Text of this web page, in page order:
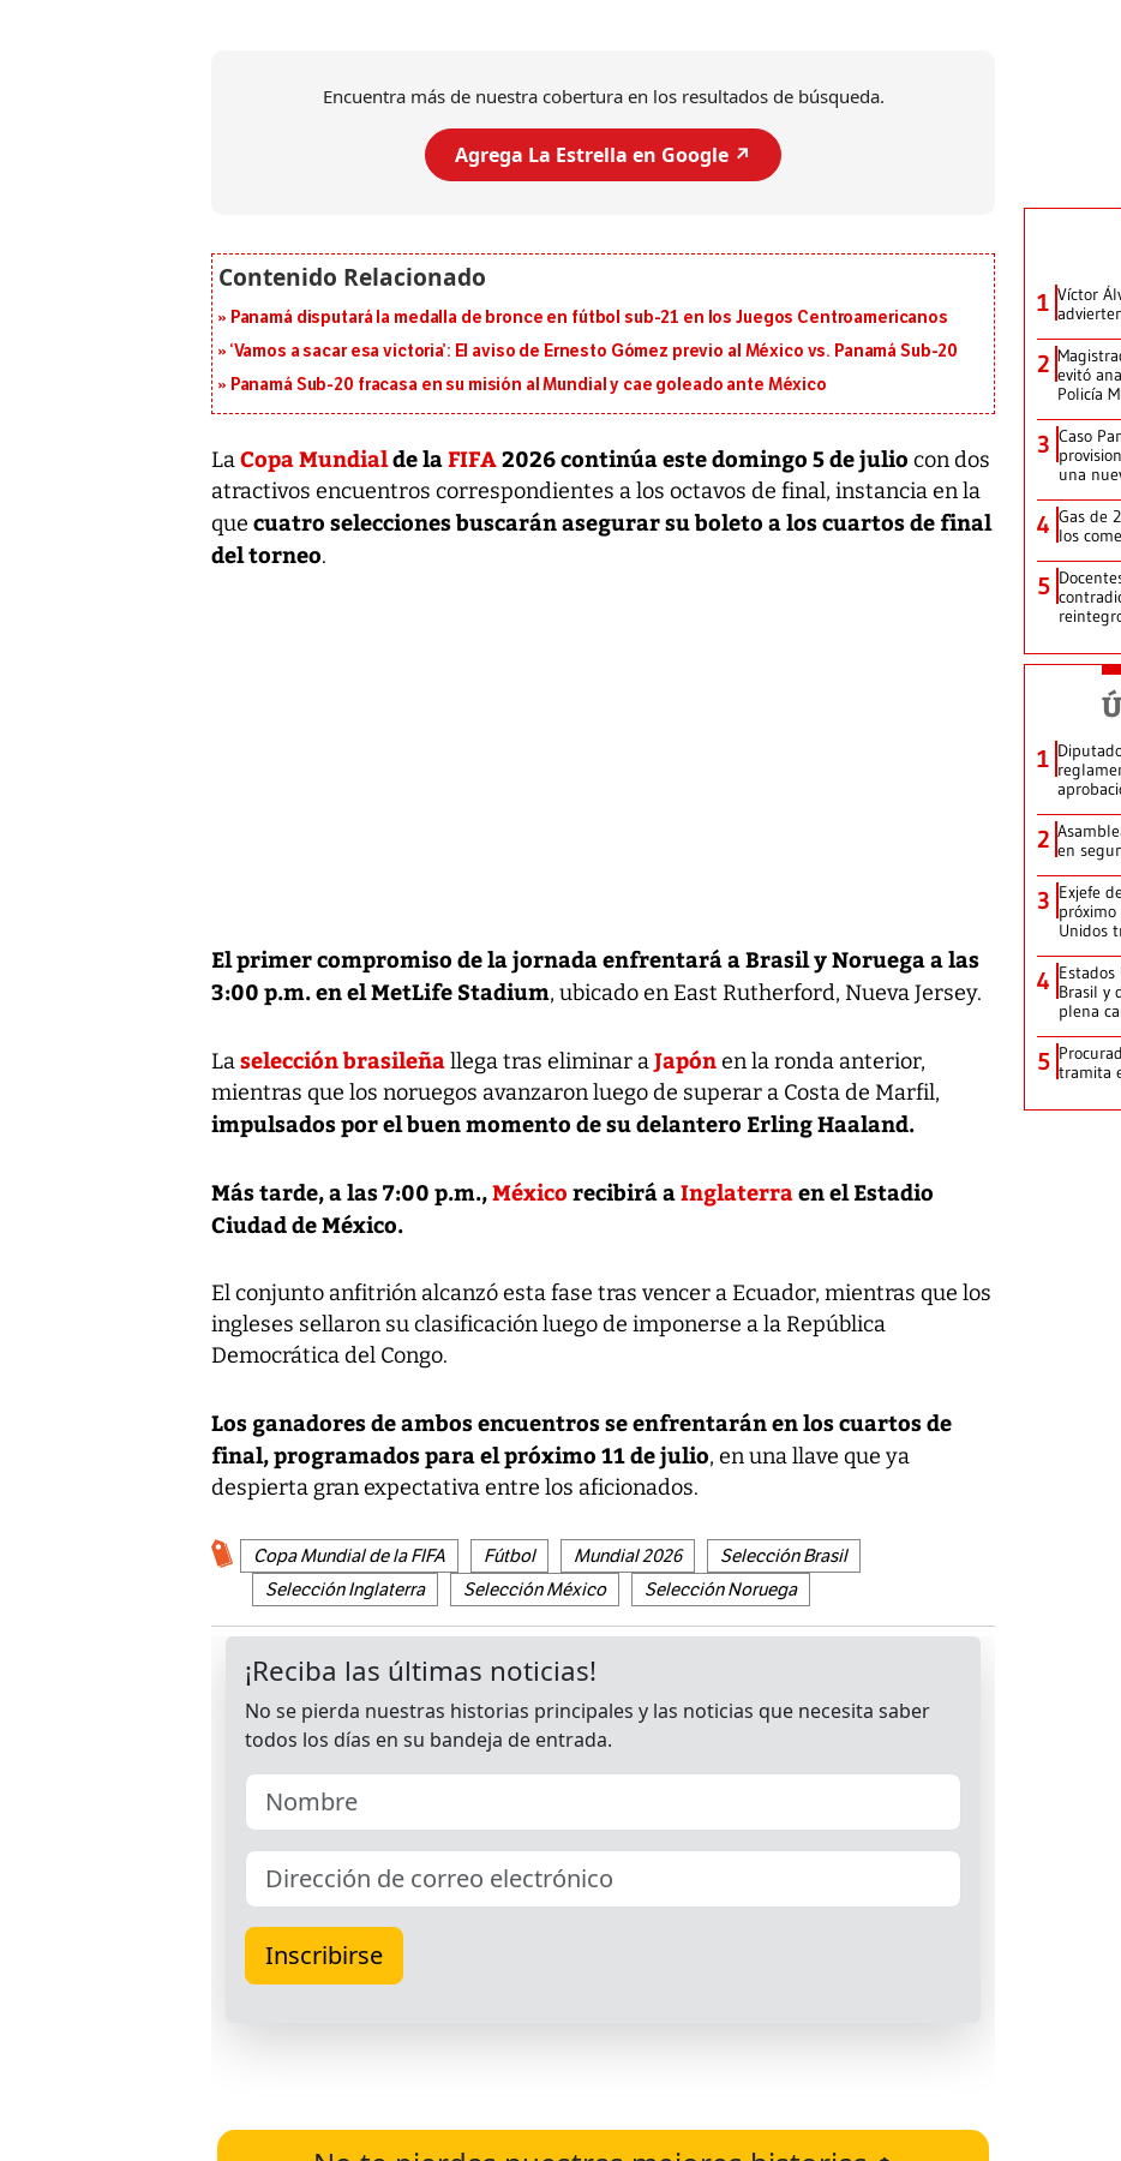
Encuentra más de nuestra cobertura en los resultados de búsqueda.
Agrega La Estrella en Google ↗️
Panamá disputará la medalla de bronce en fútbol sub-21 en los Juegos Centroamericanos
‘Vamos a sacar esa victoria’: El aviso de Ernesto Gómez previo al México vs. Panamá Sub-20
Panamá Sub-20 fracasa en su misión al Mundial y cae goleado ante México
LaCopa Mundialde laFIFA2026 continúa este domingo 5 de julio con dos
atractivos encuentros correspondientes a los octavos de final, instancia en la
que cuatro selecciones buscarán asegurar su boleto a los cuartos de final
del torneo.
El primer compromiso de la jornada enfrentará a Brasil y Noruega a las
3:00 p.m. en el MetLife Stadium, ubicado en East Rutherford, Nueva Jersey.
Laselección brasileñallega tras eliminar aJapónen la ronda anterior,
mientras que los noruegos avanzaron luego de superar a Costa de Marfil,
impulsados por el buen momento de su delantero Erling Haaland.
Más tarde, a las 7:00 p.m.,México recibirá aInglaterraen el Estadio
Ciudad de México.
El conjunto anfitrión alcanzó esta fase tras vencer a Ecuador, mientras que los
ingleses sellaron su clasificación luego de imponerse a la República
Democrática del Congo.
Los ganadores de ambos encuentros se enfrentarán en los cuartos de
final, programados para el próximo 11 de julio, en una llave que ya
despierta gran expectativa entre los aficionados.
Copa Mundial de la FIFA Fútbol Mundial 2026
Selección Brasil
Selección Inglaterra
Selección México Selección Noruega
1 Víctor
2 evitó
Policía
3 Caso
una
4 Gas de
los
5
1
2 en
3 Exjefe
Unidos
4 Brasil y
plena
5 tramita